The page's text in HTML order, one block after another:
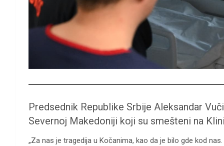
Predsednik Republike Srbije Aleksandar
Severnoj Makedoniji koji su smešteni na
„Za nas je tragedija u Kočanima, kao da je bilo gde kod